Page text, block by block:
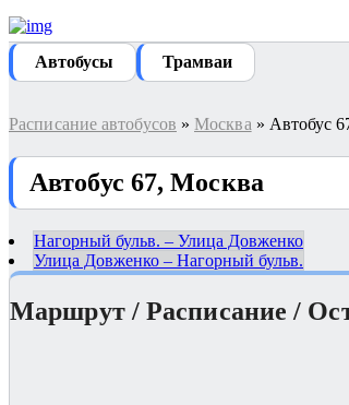
Автобуcы Трамваи
Расписание автобусов » Москва » Автобус
Автобус 67, Москва
Нагорный бульв. – Улица Довженко
Улица Довженко – Нагорный бульв.
Маршрут / Расписание /